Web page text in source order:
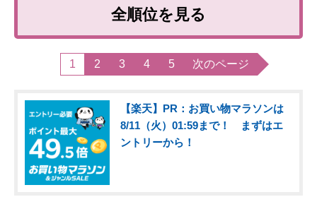
全順位を見る
1 2 3 4 5 次のページ
【楽天】PR：お買い物マラソンは
8/11（火）01:59まで！ まずはエ
ントリーから！